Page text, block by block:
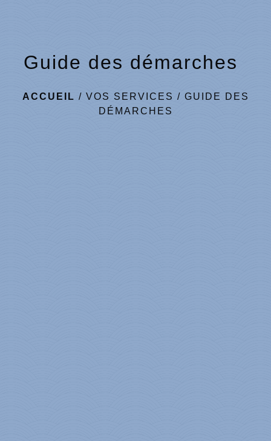
Guide des démarches
ACCUEIL / VOS SERVICES / GUIDE DES
DÉMARCHES